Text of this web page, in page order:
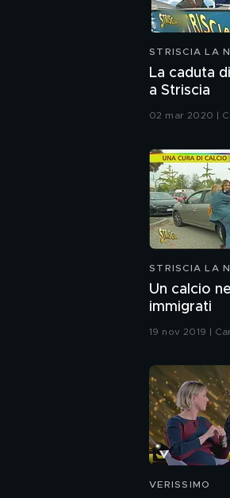
STRISCIA LA
La caduta
a Striscia
02 mar 2020 |
STRISCIA LA
Un calcio
immigrati
19 nov 2019 |
VERISSIMO